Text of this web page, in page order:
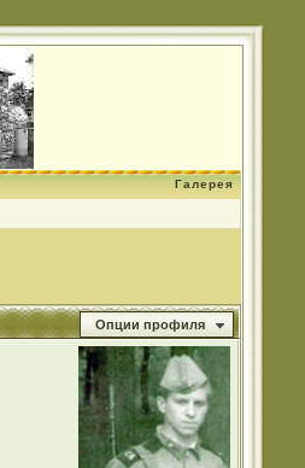
Галерея
Опции профиля